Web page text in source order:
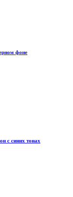
фоне
с синих тонах